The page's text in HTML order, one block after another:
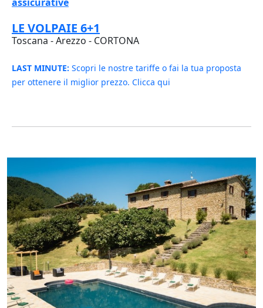
LE VOLPAIE 6+1
Toscana - Arezzo - CORTONA
LAST MINUTE: Scopri le nostre tariffe o fai la tua proposta
per ottenere il miglior prezzo. Clicca qui